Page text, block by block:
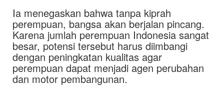
Ia menegaskan bahwa tanpa kiprah
perempuan, bangsa akan berjalan pincang.
Karena jumlah perempuan Indonesia sangat
besar, potensi tersebut harus diimbangi
dengan peningkatan kualitas agar
perempuan dapat menjadi agen perubahan
dan motor pembangunan.